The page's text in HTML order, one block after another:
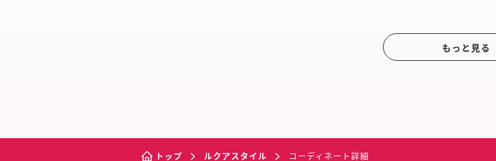
もっと見る
トップ ルクアスタイル コーディネート詳細